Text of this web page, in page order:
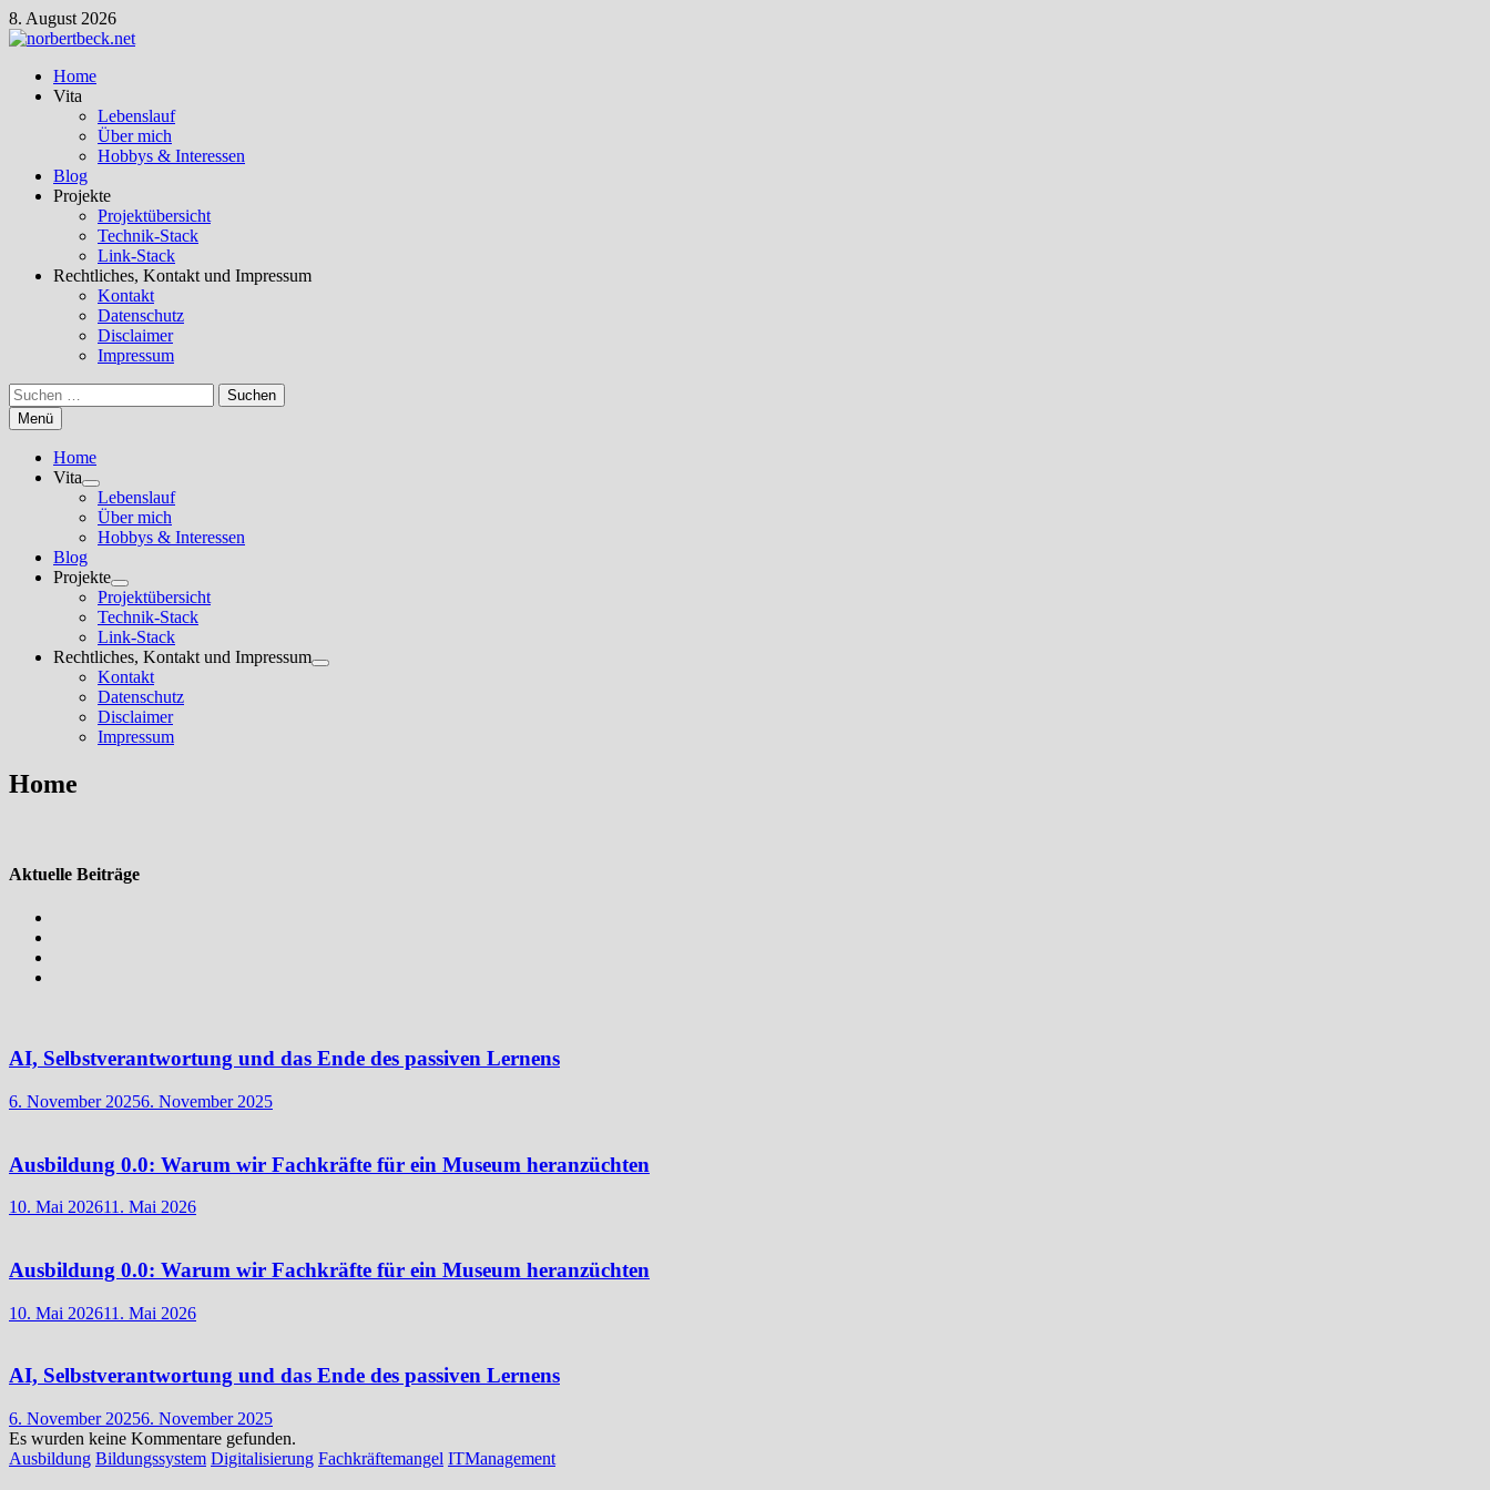
Zum
Inhalt
8. August 2026
Home
Vita
Lebenslauf
Über mich
Hobbys & Interessen
Blog
Projekte
Projektübersicht
Technik-Stack
Link-Stack
Rechtliches, Kontakt und Impressum
Kontakt
Datenschutz
Disclaimer
Impressum
Suchen
nach:
Menü
Home
Vita
Untermenü
anzeigen
Lebenslauf
Über mich
Hobbys & Interessen
Blog
Projekte
Untermenü
anzeigen
Projektübersicht
Technik-Stack
Link-Stack
Rechtliches, Kontakt und Impressum
Untermenü
Kontakt
Datenschutz
Disclaimer
Impressum
Home
Aktuelle Beiträge
AI, Selbstverantwortung und das Ende des passiven Lernens
6. November 20256. November 2025
Ausbildung 0.0: Warum wir Fachkräfte für ein Museum heranzüchten
10. Mai 202611. Mai 2026
Ausbildung 0.0: Warum wir Fachkräfte für ein Museum heranzüchten
10. Mai 202611. Mai 2026
AI, Selbstverantwortung und das Ende des passiven Lernens
6. November 20256. November 2025
Es wurden keine Kommentare gefunden.
Ausbildung Bildungssystem Digitalisierung Fachkräftemangel ITManagement